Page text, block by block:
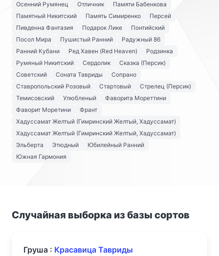
Осенний Румянец
Отличник
Памяти Бабенкова
Памятный Никитский
Память Симиренко
Персей
Пивденна Фантазия
Подарок Лике
Понтийский
Посол Мира
Пушистый Ранний
Радужный 86
Ранний Кубани
Ред Хавен (Red Heaven)
Родзинка
Румяный Никитский
Сердолик
Сказка (Персик)
Советский
Соната Тавриды
Сопрано
Ставропольский Розовый
Стартовый
Стрелец (Персик)
Темисовский
Улюбленый
Фаворита Мореттини
Фаворит Моретини
Франт
Хадуссамат Желтый (Гимринский Желтый, Хадуссамат)
Хадуссамат Желтый (Гимринский Желтый, Хадуссамат)
Эльберта
Этюдный
Юбилейный Ранний
Южная Гармония
Случайная выборка из базы сортов
Груша : Красавица Тавриды